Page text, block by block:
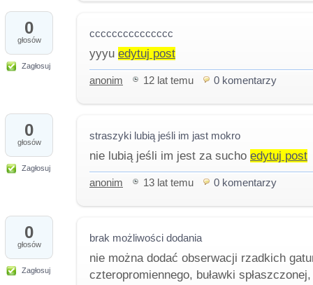
0
głosów
Zagłosuj
ccccccccccccccc
yyyu edytuj post
anonim 12 lat temu 0 komentarzy
0
głosów
Zagłosuj
straszyki lubią jeśli im jast mokro
nie lubią jeśli im jest za sucho edytuj post
anonim 13 lat temu 0 komentarzy
0
głosów
Zagłosuj
brak możliwości dodania
nie można dodać obserwacji rzadkich
czteropromiennego, buławki